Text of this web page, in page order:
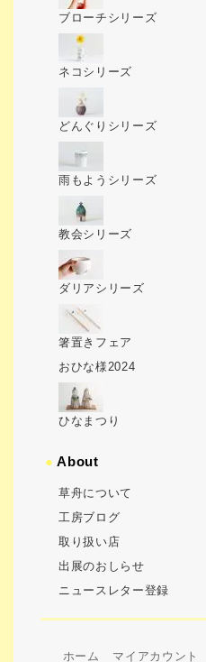
ブローチシリーズ
ネコシリーズ
どんぐりシリーズ
雨もようシリーズ
教会シリーズ
ダリアシリーズ
箸置きフェア
おひな様2024
ひなまつり
●About
草舟について
工房ブログ
取り扱い店
出展のおしらせ
ニュースレター登録
ホーム マイアカウント